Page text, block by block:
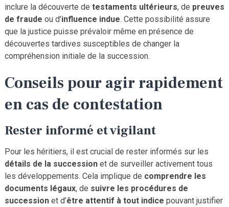
inclure la découverte de testaments ultérieurs, de preuves
de fraude ou d’influence indue. Cette possibilité assure
que la justice puisse prévaloir même en présence de
découvertes tardives susceptibles de changer la
compréhension initiale de la succession.
Conseils pour agir rapidement
en cas de contestation
Rester informé et vigilant
Pour les héritiers, il est crucial de rester informés sur les
détails de la successionet de surveiller activement tous
les développements. Cela implique de comprendre les
documents légaux, de suivre les procédures de
successionet d’être attentif à tout indice pouvant justifier